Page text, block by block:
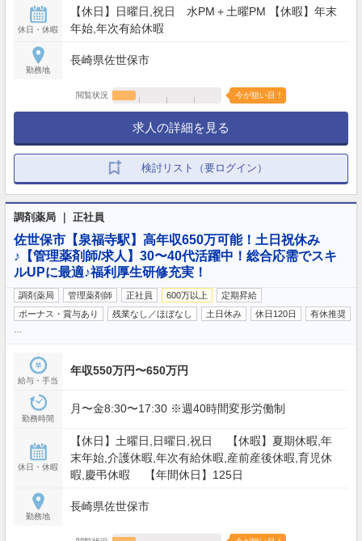
休日・休暇
【休日】日曜日,祝日 水PM＋土曜PM 【休暇】年末
年始,年次有給休暇
勤務地
長崎県佐世保市
閲覧状況 今が狙い目！
求人の詳細を見る
検討リスト（要ログイン）
調剤薬局 ｜ 正社員
佐世保市【泉福寺駅】高年収650万可能！土日祝休み
♪【管理薬剤師/求人】30〜40代活躍中！総合応需でスキ
ルUPに最適♪福利厚生研修充実！
調剤薬局 管理薬剤師 正社員 600万以上
定期昇給
ボーナス・賞与あり
残業なし／ほぼなし 土日休み 休日120日 有休推奨
給与・手当
年収550万円〜650万円
勤務時間
月〜金8:30〜17:30 ※週40時間変形労働制
休日・休暇
【休日】土曜日,日曜日,祝日 【休暇】夏期休暇,年
末年始,介護休暇,年次有給休暇,産前産後休暇,育児休
暇,慶弔休暇 【年間休日】125日
勤務地
長崎県佐世保市